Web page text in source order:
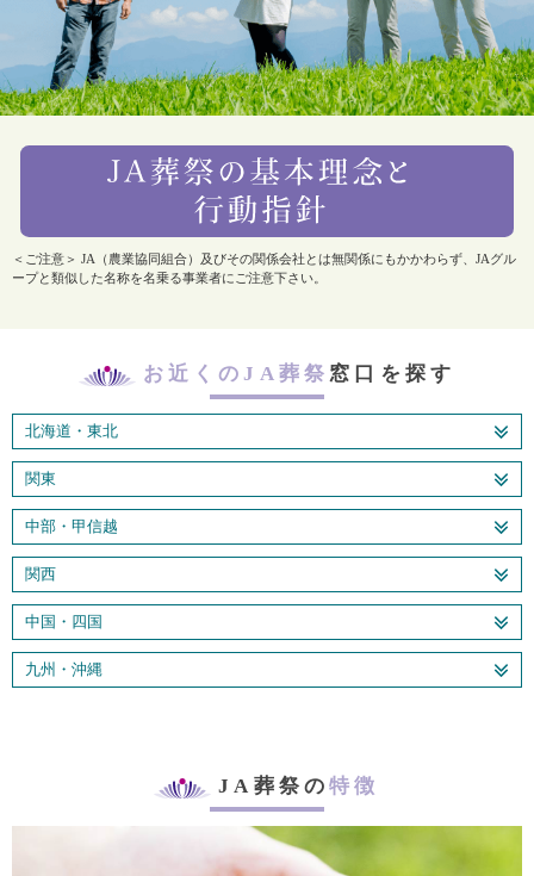
＜ご注意＞ JA（農業協同組合）及びその関係会社とは無関係にもかかわらず、JAグル
ープと類似した名称を名乗る事業者にご注意下さい。
お近くのJA葬祭 窓口を探す
北海道・東北
関東
中部・甲信越
関西
中国・四国
九州・沖縄
JA葬祭の特徴